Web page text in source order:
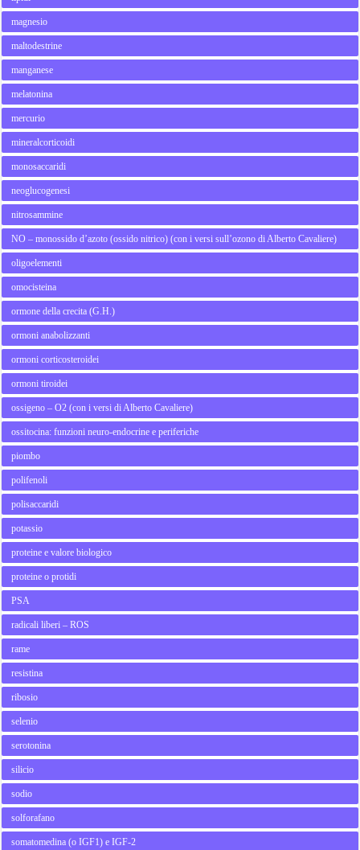
magnesio
maltodestrine
manganese
melatonina
mercurio
mineralcorticoidi
monosaccaridi
neoglucogenesi
nitrosammine
NO – monossido d’azoto (ossido nitrico) (con i versi sull’ozono di Alberto Cavaliere)
oligoelementi
omocisteina
ormone della crecita (G.H.)
ormoni anabolizzanti
ormoni corticosteroidei
ormoni tiroidei
ossigeno – O2 (con i versi di Alberto Cavaliere)
ossitocina: funzioni neuro-endocrine e periferiche
piombo
polifenoli
polisaccaridi
potassio
proteine e valore biologico
proteine o protidi
PSA
radicali liberi – ROS
rame
resistina
ribosio
selenio
serotonina
silicio
sodio
solforafano
somatomedina (o IGF1) e IGF-2